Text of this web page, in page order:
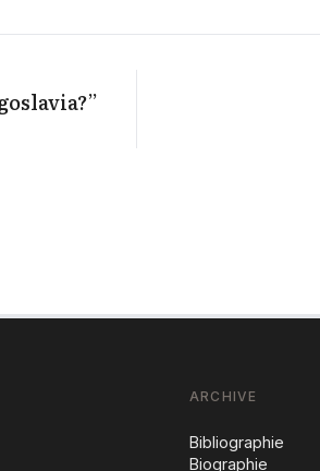
ARCHIVE
Bibliographie
Biographie